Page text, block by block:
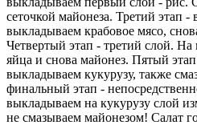
сеточкой майонеза. Третий этап
выкладываем крабовое мясо,
Четвертый этап - третий слой.
яйца и снова майонез. Пятый
выкладываем кукурузу, также
финальный этап -
выкладываем на кукурузу слой
не смазываем майонезом! Салат